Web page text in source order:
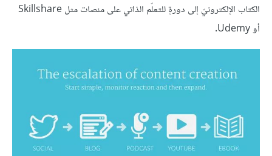
الكتاب الإلكترونيّ إلى دورةٍ للتعلّم الذاتي على منصات مثل Skillshare
أو Udemy.